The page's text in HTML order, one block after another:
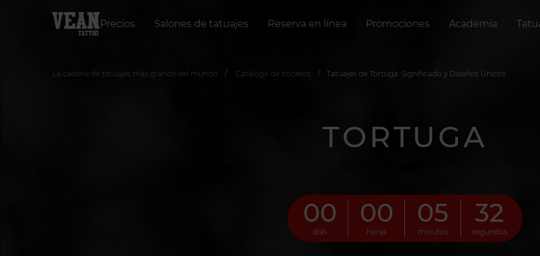
Precios Salones de tatuajes Reserva en línea Promociones Academia
La cadena de tatuajes más grande del mundo Сatálogo de bocetos Tatuajes de Tortuga: Significado y Diseños Únicos
TORTUGA
00
días
00
horas
05
minutos
31
segundos